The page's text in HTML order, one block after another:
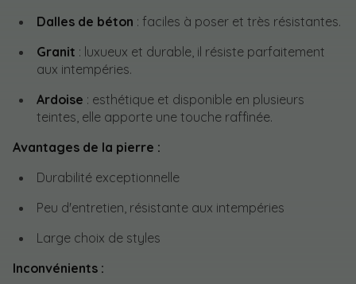
Dalles de béton : faciles à poser et très résistantes.
Granit : luxueux et durable, il résiste parfaitement
aux intempéries.
Ardoise : esthétique et disponible en plusieurs
teintes, elle apporte une touche raffinée.
Avantages de la pierre :
Durabilité exceptionnelle
Peu d'entretien, résistante aux intempéries
Large choix de styles
Inconvénients :